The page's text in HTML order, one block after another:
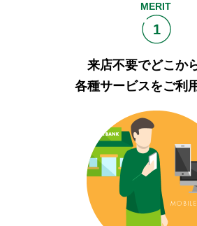
MERIT
1
来店不要でどこか
各種サービスをご利